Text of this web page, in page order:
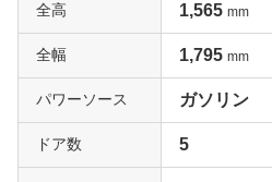
全高 1,565 mm
全幅 1,795 mm
パワーソース ガソリン
ドア数 5